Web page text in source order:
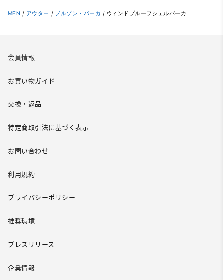
MEN / アウター / ブルゾン・パーカ / ウィンドプルーフシェルパーカ
会員情報
お買い物ガイド
交換・返品
特定商取引法に基づく表示
お問い合わせ
利用規約
プライバシーポリシー
推奨環境
プレスリリース
企業情報